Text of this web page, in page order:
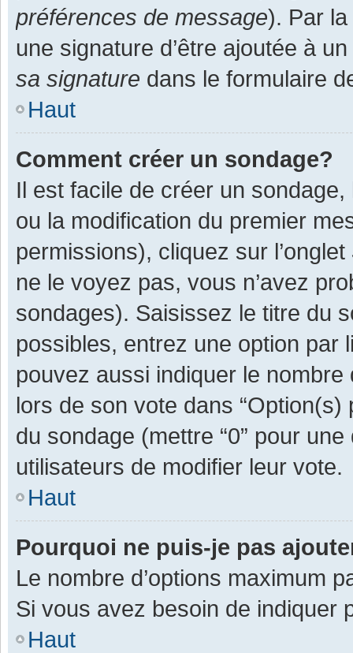
préférences de message). Par
une signature d’être ajoutée à
sa signature dans le formulaire
Haut
Comment créer un sondage?
Il est facile de créer un
ou la modification du premier
permissions), cliquez sur l’onglet
ne le voyez pas, vous n’avez
sondages). Saisissez le titre du
possibles, entrez une option par
pouvez aussi indiquer le
lors de son vote dans “Option(s)
du sondage (mettre “0” pour
utilisateurs de modifier leur vote.
Haut
Pourquoi ne puis-je pas
Le nombre d’options maximum
Si vous avez besoin de indiquer
Haut